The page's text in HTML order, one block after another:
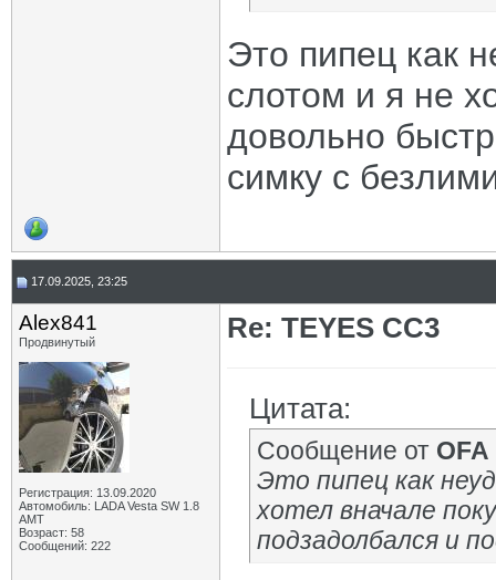
Это пипец как
слотом и я не
довольно
симку с
17.09.2025, 23:25
Alex841
Продвинутый
Регистрация: 13.09.2020
Автомобиль: LADA Vesta SW 1.8
AMT
Возраст: 58
Сообщений: 222
Re: TEYES CC3
Цитата:
Сообщение от OFA
Это пипец как
хотел вначале
подзадолбался и